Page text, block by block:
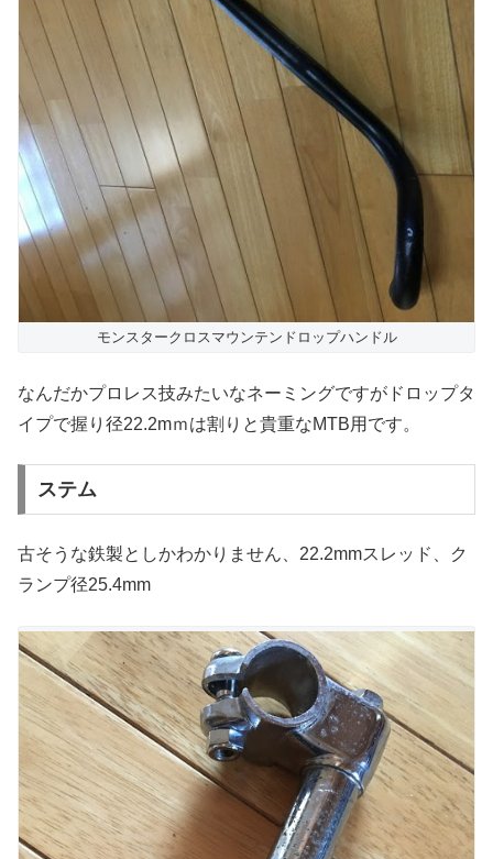
モンスタークロスマウンテンドロップハンドル
なんだかプロレス技みたいなネーミングですがドロップタ
イプで握り径22.2mｍは割りと貴重なMTB用です。
ステム
古そうな鉄製としかわかりません、22.2mmスレッド、ク
ランプ径25.4mm